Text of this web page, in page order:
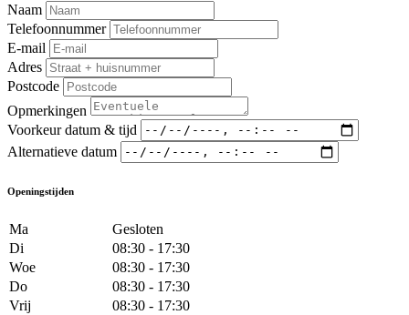
Naam
Telefoonnummer
E-mail
Adres
Postcode
Opmerkingen
Voorkeur datum & tijd
Alternatieve datum
Openingstijden
Ma
Gesloten
Di
08:30 - 17:30
Woe
08:30 - 17:30
Do
08:30 - 17:30
Vrij
08:30 - 17:30